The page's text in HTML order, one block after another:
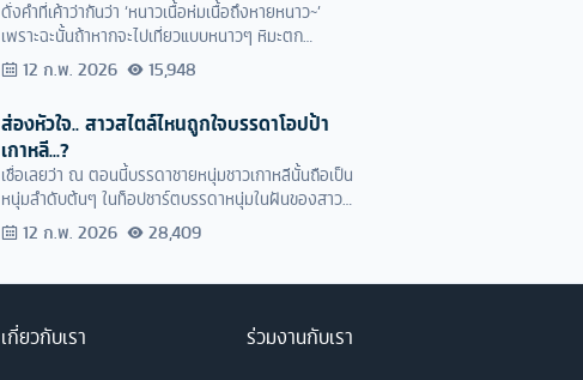
ดั่งคำที่เค้าว่ากันว่า ‘หนาวเนื้อห่มเนื้อถึงหายหนาว~’
เพราะฉะนั้นถ้าหากจะไปเที่ยวแบบหนาวๆ หิมะตก
โปรยปรายทั้งที ต้องควงคนรู้ใจไปไว้กอดด้วยแล้วล่ะ!
ซึ่งประเทศที่น่าสนใจในช่วงนี้คือ "ซัปโปโร" ประเทศญี่ปุ่น
นั่นเองครับ
12 ก.พ. 2026 15,948
ส่องหัวใจ.. สาวสไตล์ไหนถูกใจบรรดาโอปป้า
เกาหลี...?
เชื่อเลยว่า ณ ตอนนี้บรรดาชายหนุ่มชาวเกาหลีนั้นถือเป็น
หนุ่มลำดับต้นๆ ในท็อปชาร์ตบรรดาหนุ่มในฝันของสาวๆ
ทั่วโลกเลยล่ะ อาจจะเพราะอิทธิพลจากบรรดาซีรีส์หรือ
วงการเพลง ไอดอล นายแบบหรืออะไรก็แล้วแต่ แต่
12 ก.พ. 2026 28,409
เกี่ยวกับเรา ร่วมงานกับเรา